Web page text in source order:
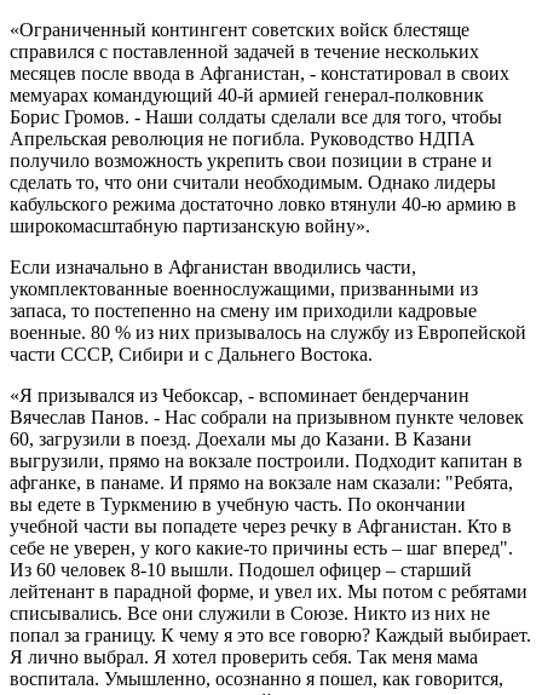
«Ограниченный контингент советских войск блестяще
справился с поставленной задачей в течение нескольких
месяцев после ввода в Афганистан, - констатировал в своих
мемуарах командующий 40-й армией генерал-полковник
Борис Громов. - Наши солдаты сделали все для того, чтобы
Апрельская революция не погибла. Руководство НДПА
получило возможность укрепить свои позиции в стране и
сделать то, что они считали необходимым. Однако лидеры
кабульского режима достаточно ловко втянули 40-ю армию в
широкомасштабную партизанскую войну».
Если изначально в Афганистан вводились части,
укомплектованные военнослужащими, призванными из
запаса, то постепенно на смену им приходили кадровые
военные. 80 % из них призывалось на службу из Европейской
части СССР, Сибири и с Дальнего Востока.
«Я призывался из Чебоксар, - вспоминает бендерчанин
Вячеслав Панов. - Нас собрали на призывном пункте человек
60, загрузили в поезд. Доехали мы до Казани. В Казани
выгрузили, прямо на вокзале построили. Подходит капитан в
афганке, в панаме. И прямо на вокзале нам сказали: "Ребята,
вы едете в Туркмению в учебную часть. По окончании
учебной части вы попадете через речку в Афганистан. Кто в
себе не уверен, у кого какие-то причины есть – шаг вперед".
Из 60 человек 8-10 вышли. Подошел офицер – старший
лейтенант в парадной форме, и увел их. Мы потом с ребятами
списывались. Все они служили в Союзе. Никто из них не
попал за границу. К чему я это все говорю? Каждый выбирает.
Я лично выбрал. Я хотел проверить себя. Так меня мама
воспитала. Умышленно, осознанно я пошел, как говорится,